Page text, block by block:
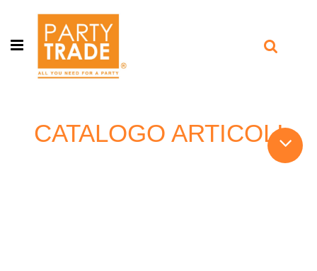
Open menu
CATALOGO ARTICOLI